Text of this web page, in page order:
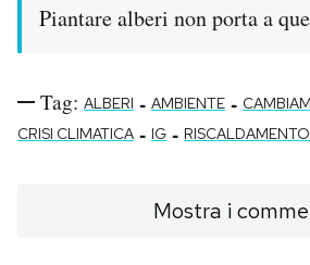
Piantare alberi non porta a
Tag: ALBERI - AMBIENTE -
CRISI CLIMATICA - IG -
Mostra i